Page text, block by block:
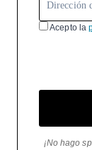
Acepto la
¡No hago